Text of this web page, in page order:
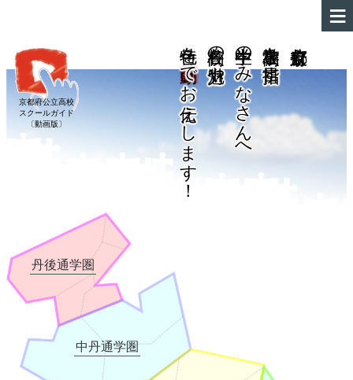
高校進学を目指す
中学生のみなさんへ
各高校の魅力や
特色を
でお伝えします！
京都府公立高校
スクールガイド
〔動画版〕
丹後通学圏
中丹通学圏